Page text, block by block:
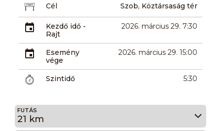
Cél Szob, Köztársaság tér
Kezdő idő -
Rajt
2026. március 29. 7:30
Esemény
vége
2026. március 29. 15:00
Szintidő 5:30
FUTÁS
21 km